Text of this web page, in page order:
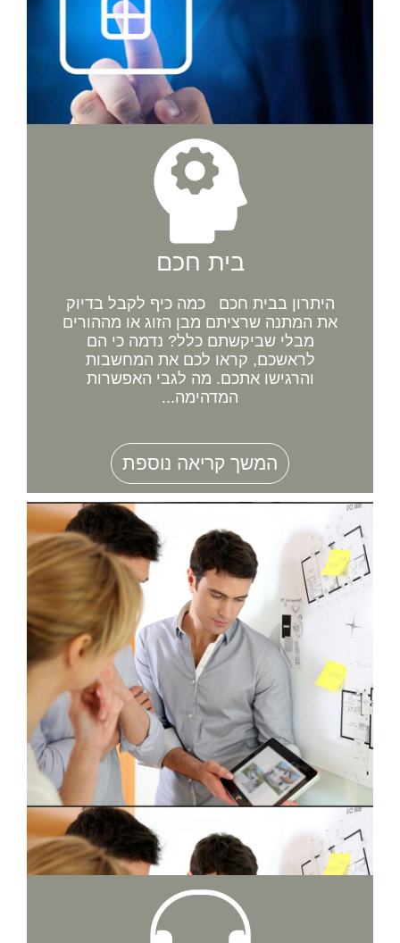
בית חכם
היתרון בבית חכם כמה כיף לקבל בדיוק
את המתנה שרציתם מבן הזוג או מההורים
מבלי שביקשתם כלל? נדמה כי הם
לראשכם, קראו לכם את המחשבות
והרגישו אתכם. מה לגבי האפשרות
המדהימה...
המשך קריאה נוספת